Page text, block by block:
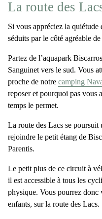
La route des
Si vous appréciez la quiétude
séduits par le côté agréable de
Partez de l’aquapark
Sanguinet vers le sud. Vous
proche de notre camping
reposer et pourquoi pas vous
temps le permet.
La route des Lacs se poursuit
rejoindre le petit étang de
Parentis.
Le petit plus de ce circuit à
il est accessible à tous les
physique. Vous pourrez donc
enfants, sur la route des Lacs.